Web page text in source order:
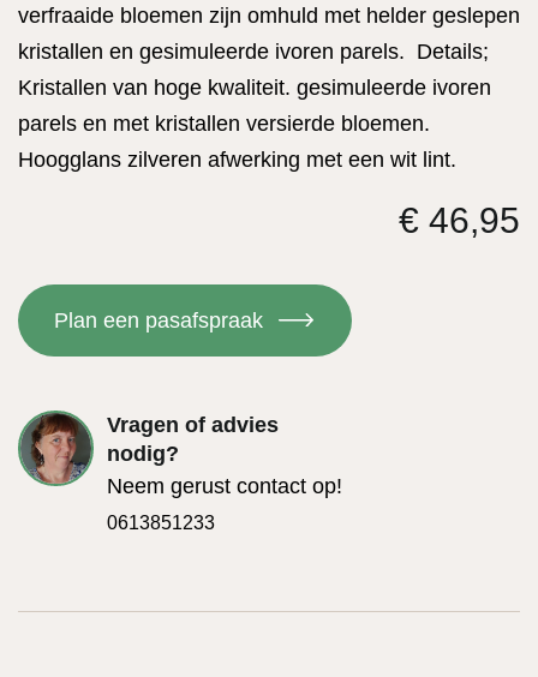
verfraaide bloemen zijn omhuld met helder geslepen
kristallen en gesimuleerde ivoren parels. Details;
Kristallen van hoge kwaliteit. gesimuleerde ivoren
parels en met kristallen versierde bloemen.
Hoogglans zilveren afwerking met een wit lint.
€ 46,95
Vragen of advies
nodig?
Neem gerust contact op!
0613851233
Plan een pasafspraak